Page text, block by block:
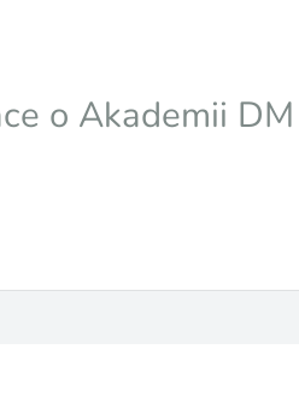
o Akademii DM